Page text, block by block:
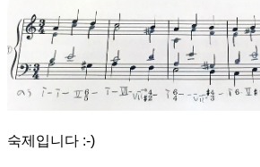
숙제입니다 :-)